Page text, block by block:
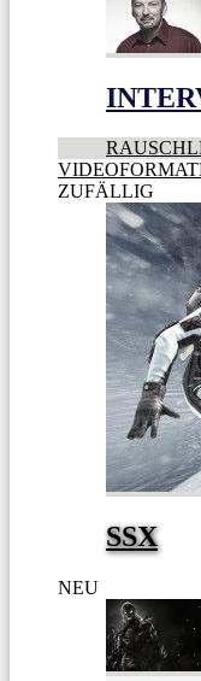
ZUFÄLLIG
SSX
NEU